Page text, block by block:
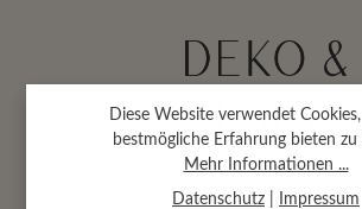
Kontakt
Diese Website verwendet
bestmögliche Erfahrung bieten zu
Mehr Informationen ...
Datenschutz Impressum